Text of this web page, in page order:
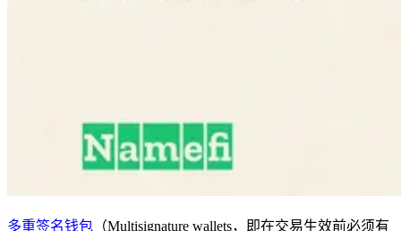
多重签名钱包 （Multisignature wallets，即在交易生效前必须有